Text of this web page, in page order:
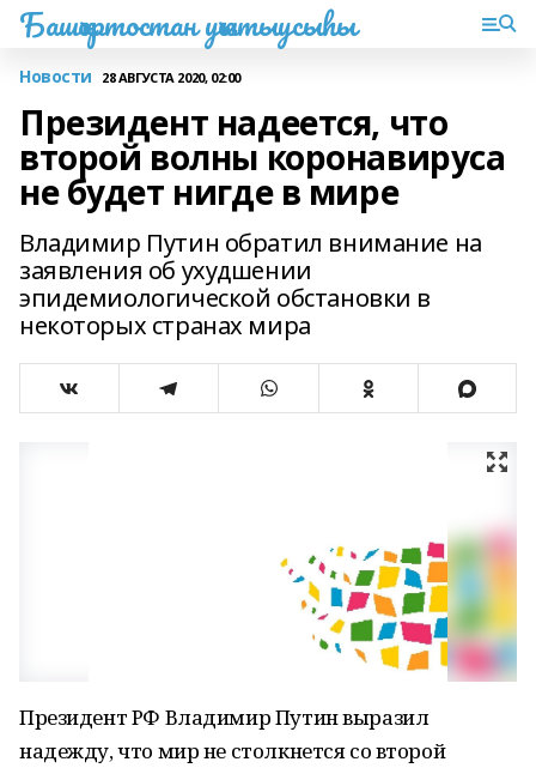
Башҡортостан уҡытыусыһы
Новости 28 АВГУСТА 2020, 02:00
Президент надеется, что
второй волны коронавируса
не будет нигде в мире
Владимир Путин обратил внимание на
заявления об ухудшении
эпидемиологической обстановки в
некоторых странах мира
Президент РФ Владимир Путин выразил
надежду, что мир не столкнется со второй